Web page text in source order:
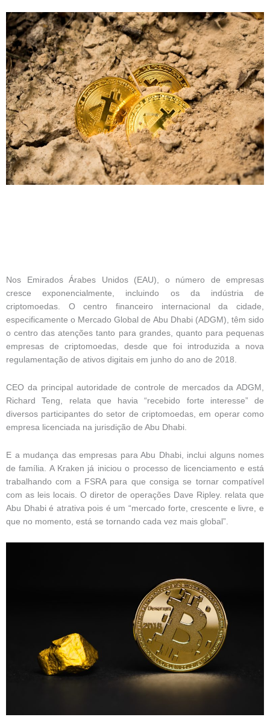
Nos Emirados Árabes Unidos (EAU), o número de empresas
cresce exponencialmente, incluindo os da indústria de
criptomoedas. O centro financeiro internacional da cidade,
especificamente o Mercado Global de Abu Dhabi (ADGM), têm sido
o centro das atenções tanto para grandes, quanto para pequenas
empresas de criptomoedas, desde que foi introduzida a nova
regulamentação de ativos digitais em junho do ano de 2018.
CEO da principal autoridade de controle de mercados da ADGM,
Richard Teng, relata que havia “recebido forte interesse” de
diversos participantes do setor de criptomoedas, em operar como
empresa licenciada na jurisdição de Abu Dhabi.
E a mudança das empresas para Abu Dhabi, inclui alguns nomes
de família. A Kraken já iniciou o processo de licenciamento e está
trabalhando com a FSRA para que consiga se tornar compatível
com as leis locais. O diretor de operações Dave Ripley. relata que
Abu Dhabi é atrativa pois é um “mercado forte, crescente e livre, e
que no momento, está se tornando cada vez mais global”.